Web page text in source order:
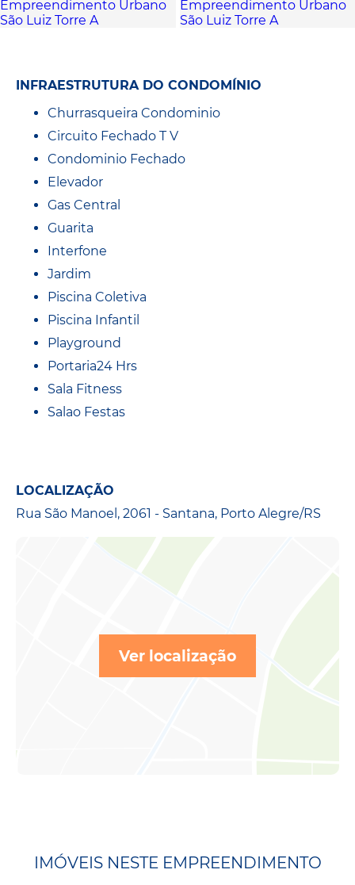
INFRAESTRUTURA DO CONDOMÍNIO
Churrasqueira Condominio
Circuito Fechado T V
Condominio Fechado
Elevador
Gas Central
Guarita
Interfone
Jardim
Piscina Coletiva
Piscina Infantil
Playground
Portaria24 Hrs
Sala Fitness
Salao Festas
LOCALIZAÇÃO
Rua São Manoel, 2061 - Santana, Porto Alegre/RS
Ver localização
IMÓVEIS NESTE EMPREENDIMENTO